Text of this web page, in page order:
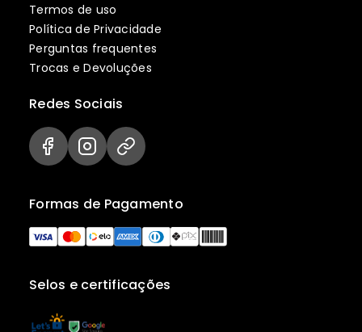
Termos de uso
Política de Privacidade
Perguntas frequentes
Trocas e Devoluções
Selos e certificações
Formas de Pagamento
Redes Sociais